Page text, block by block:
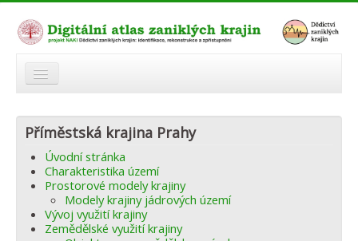
Modelová území
Zaniklé krajiny
Odkazy
Fórum
Příměstská krajina Prahy
Úvodní stránka
Charakteristika území
Prostorové modely krajiny
Modely krajiny jádrových území
Vývoj využití krajiny
Zemědělské využití krajiny